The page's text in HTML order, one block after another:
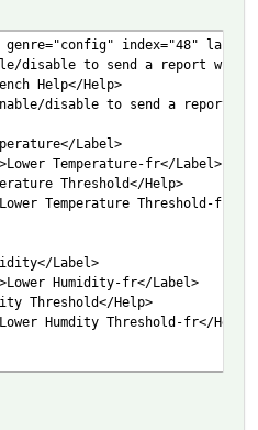
(DW Sensor open)</Label>
Sensor open)</Help>
(intrusion)</Label>
(intrusion)</Help>
trigger</Label>
trigger</Help>
index="48"
to send a report when the
Help</Help>
disable to send a report on
Label>
Temperature-fr</Label>
Threshold</Help>
Temperature Threshold-fr</
Label>
Humidity-fr</Label>
Threshold</Help>
Humdity Threshold-fr</Help>
Luminance-fr</Label>